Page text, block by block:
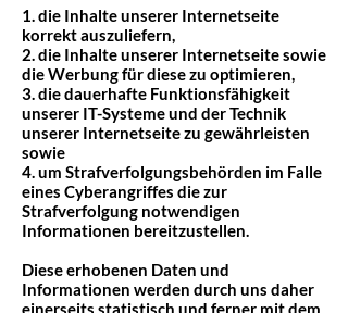
1. die Inhalte unserer Internetseite
korrekt auszuliefern,
2. die Inhalte unserer Internetseite sowie
die Werbung für diese zu optimieren,
3. die dauerhafte Funktionsfähigkeit
unserer IT-Systeme und der Technik
unserer Internetseite zu gewährleisten
sowie
4. um Strafverfolgungsbehörden im Falle
eines Cyberangriffes die zur
Strafverfolgung notwendigen
Informationen bereitzustellen.
Diese erhobenen Daten und
Informationen werden durch uns daher
einerseits statistisch und ferner mit dem